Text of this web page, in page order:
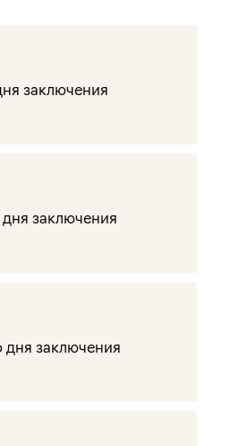
заключения
заключения
дня заключения